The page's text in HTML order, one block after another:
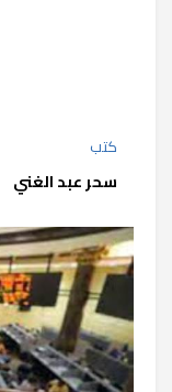
كتب
سحر عبد الغني